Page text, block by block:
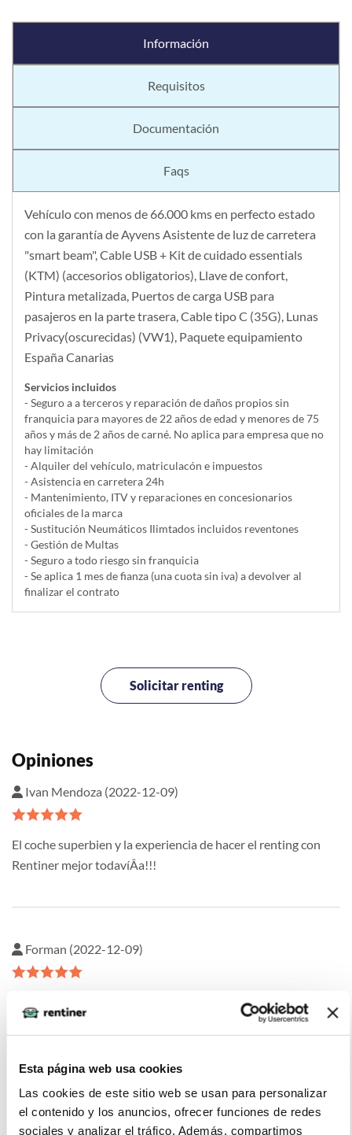
Esta página web usa cookies
Las cookies de este sitio web se usan para personalizar
el contenido y los anuncios, ofrecer funciones de redes
sociales y analizar el tráfico. Además, compartimos
Información
Requisitos
Documentación
Faqs
Vehículo con menos de 66.000 kms en perfecto estado
con la garantía de Ayvens Asistente de luz de carretera
"smart beam", Cable USB + Kit de cuidado essentials
(KTM) (accesorios obligatorios), Llave de confort,
Pintura metalizada, Puertos de carga USB para
pasajeros en la parte trasera, Cable tipo C (35G), Lunas
Privacy(oscurecidas) (VW1), Paquete equipamiento
España Canarias
Servicios incluidos
- Seguro a a terceros y reparación de daños propios sin
franquicia para mayores de 22 años de edad y menores de 75
años y más de 2 años de carné. No aplica para empresa que no
hay limitación
- Alquiler del vehí­culo, matriculacón e impuestos
- Asistencia en carretera 24h
- Mantenimiento, ITV y reparaciones en concesionarios
oficiales de la marca
- Sustitución Neumáticos Ilimtados incluidos reventones
- Gestión de Multas
- Seguro a todo riesgo sin franquicia
- Se aplica 1 mes de fianza (una cuota sin iva) a devolver al
finalizar el contrato
Solicitar renting
Opiniones
Ivan Mendoza (2022-12-09)
El coche superbien y la experiencia de hacer el renting con
Rentiner mejor todavíÂ­a!!!
Forman (2022-12-09)
Super contento con el Audi Q2, buen motor, cómodo,
maletero bien. Cumple expectativas.
Ana Rodríguez (2022-06-14)